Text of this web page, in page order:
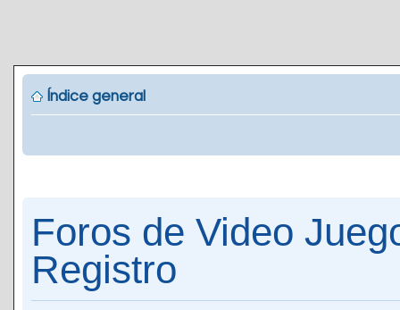
Índice general
Foros de Video
Registro